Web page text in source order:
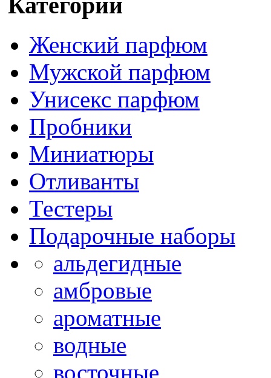
Женский парфюм
Мужской парфюм
Унисекс парфюм
Пробники
Миниатюры
Отливанты
Тестеры
Подарочные наборы
альдегидные
амбровые
ароматные
водные
восточные